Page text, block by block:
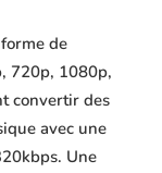
de
720p, 1080p,
convertir des
avec une
Une